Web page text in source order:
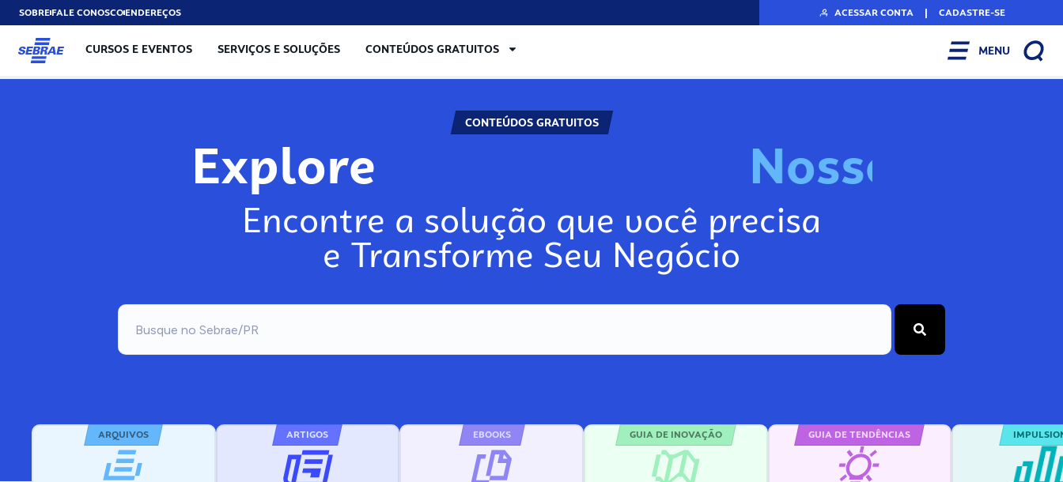
SOBREFALE CONOSCOENDEREÇOS ACESSAR CONTA | CADASTRE-SE
CURSOS E EVENTOS SERVIÇOS E SOLUÇÕES CONTEÚDOS GRATUITOS MENU
CONTEÚDOS GRATUITOS
Explore Noss
Encontre a solução que você precisa
e Transforme Seu Negócio
ARQUIVOS ARTIGOS EBOOKS GUIA DE INOVAÇÃO GUIA DE TENDÊNCIAS